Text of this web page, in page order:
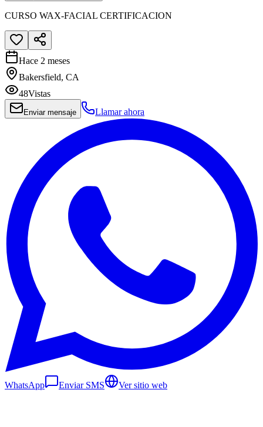
CURSO WAX-FACIAL CERTIFICACION
Hace 2 meses
Bakersfield, CA
48Vistas
Enviar mensaje Llamar ahora
WhatsApp Enviar SMS Ver sitio web